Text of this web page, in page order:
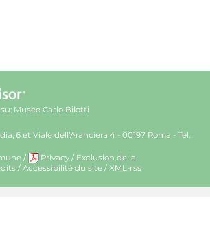
Museo Carlo Bilotti
6 et Viale dell’Aranciera 4 - 00197 Roma - Tel.
/ Privacy / Exclusion de la
/ Accessibilité du site / XML-rss